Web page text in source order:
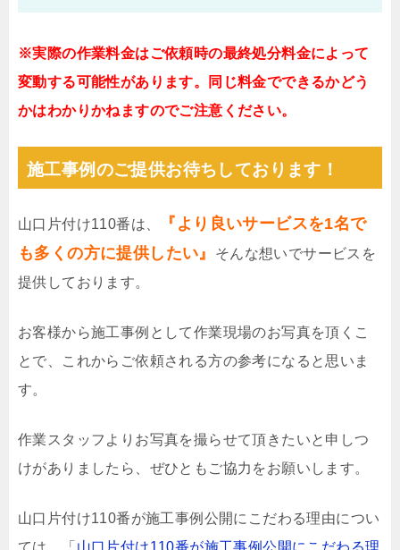
※実際の作業料金はご依頼時の最終処分料金によって
変動する可能性があります。同じ料金でできるかどう
かはわかりかねますのでご注意ください。
施工事例のご提供お待ちしております！
山口片付け110番は、
『より良いサービスを1名で
も多くの方に提供したい』
そんな想いでサービスを
提供しております。
お客様から施工事例として作業現場のお写真を頂くこ
とで、これからご依頼される方の参考になると思いま
す。
作業スタッフよりお写真を撮らせて頂きたいと申しつ
けがありましたら、ぜひともご協力をお願いします。
山口片付け110番が施工事例公開にこだわる理由につい
ては、「 山口片付け110番が施工事例公開にこだわる理